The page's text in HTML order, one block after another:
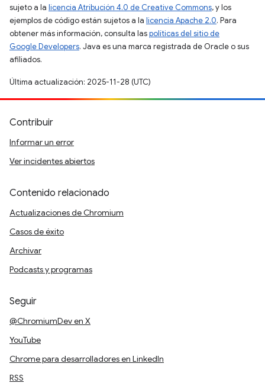
sujeto a la licencia Atribución 4.0 de Creative Commons, y los
ejemplos de código están sujetos a la licencia Apache 2.0. Para
obtener más información, consulta laspolíticas del sitio de
Google Developers. Java es una marca registrada de Oracle o sus
afiliados.
Última actualización: 2025-11-28 (UTC)
Contribuir
Informar un error
Ver incidentes abiertos
Contenido relacionado
Actualizaciones de Chromium
Casos de éxito
Archivar
Podcasts y programas
Seguir
@ChromiumDev en X
YouTube
Chrome para desarrolladores en LinkedIn
RSS